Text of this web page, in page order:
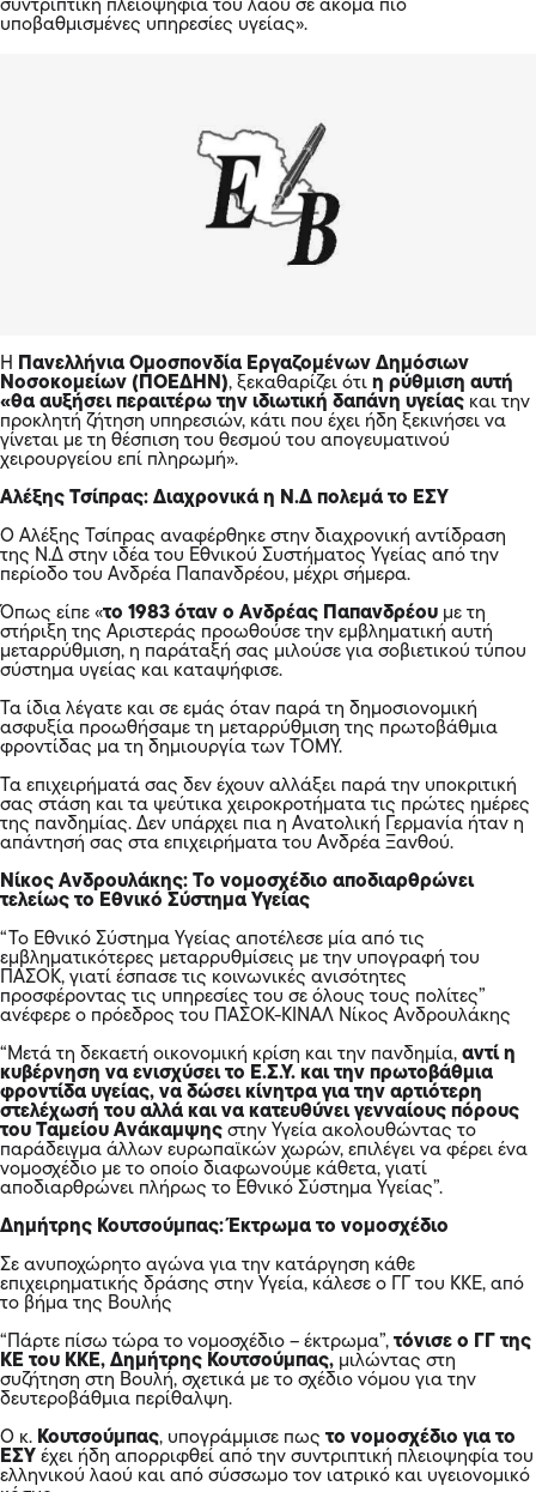
Ο Αλέξης Τσίπρας αναφέρθηκε στην διαχρονική αντίδραση
της Ν.Δ στην ιδέα του Εθνικού Συστήματος Υγείας από την
μεταρρύθμιση, η παράταξή σας μιλούσε για σοβιετικού τύπου
σύστημα υγείας και καταψήφισε.
Τα ίδια λέγατε και σε εμάς όταν παρά τη δημοσιονομική
ασφυξία προωθήσαμε τη μεταρρύθμιση της πρωτοβάθμια
φροντίδας μα τη δημιουργία των ΤΟΜΥ.
Τα επιχειρήματά σας δεν έχουν αλλάξει παρά την υποκριτική
Νίκος Ανδρουλάκης: Το νομοσχέδιο αποδιαρθρώνει
τελείως το Εθνικό Σύστημα Υγείας
“Το Εθνικό Σύστημα Υγείας αποτέλεσε μία από τις
εμβληματικότερες μεταρρυθμίσεις με την υπογραφή του
ΠΑΣΟΚ, γιατί έσπασε τις κοινωνικές ανισότητες
προσφέροντας τις υπηρεσίες του σε όλους τους πολίτες”
ανέφερε ο πρόεδρος του ΠΑΣΟΚ-ΚΙΝΑΛ Νίκος Ανδρουλάκης
“Μετά τη δεκαετή οικονομική κρίση και την πανδημία,αντί η
κυβέρνηση να ενισχύσει το Ε.Σ.Υ. και την πρωτοβάθμια
φροντίδα υγείας, να δώσει κίνητρα για την αρτιότερη
στελέχωσή του αλλά και να κατευθύνει γενναίους πόρους
του Ταμείου Ανάκαμψης στην Υγεία ακολουθώντας το
παράδειγμα άλλων ευρωπαϊκών χωρών, επιλέγει να φέρει ένα
νομοσχέδιο με το οποίο διαφωνούμε κάθετα, γιατί
αποδιαρθρώνει πλήρως το Εθνικό Σύστημα Υγείας”.
Δημήτρης Κουτσούμπας: Έκτρωμα το νομοσχέδιο
Σε ανυποχώρητο αγώνα για την κατάργηση κάθε
επιχειρηματικής δράσης στην Υγεία, κάλεσε ο ΓΓ του ΚΚΕ, από
το βήμα της Βουλής
“Πάρτε πίσω τώρα το νομοσχέδιο – έκτρωμα”,τόνισε ο ΓΓ της
ΚΕ του ΚΚΕ, Δημήτρης Κουτσούμπας,μιλώντας στη
συζήτηση στη Βουλή, σχετικά με το σχέδιο νόμου για την
δευτεροβάθμια περίθαλψη.
Κουτσούμπας , υπογράμμισε πως
ΕΣΥέχει ήδη απορριφθεί από την συντριπτική πλειοψηφία του
ελληνικού λαού και από σύσσωμο τον ιατρικό και υγειονομικό
κόσμο.
Θανάσης Πλεύρης: Το νομοσχέδιο πηγαίνει τη χώρα στην
επόμενη δεκαετία
Για έναμεταρρυθμιστικό νομοσχέδιο που “πηγαίνει τη χώρα
στην επόμενη δεκαετία, την ώρα που μέρος της
αντιπολίτευσης ζει ακόμα στο 1983”, μίλησε ουπουργός
Υγείας Θανάσης Πλεύρης, στο πλαίσιο τοποθέτησής του, επί
του νομοσχεδίου για τη δευτεροβάθμια περίθαλψη, στην
ολομέλεια της Βουλής.
Ο κ. Πλεύρης, που μίλησε μετά τον αρχηγό της αξιωματικής
αντιπολίτευσης, χαρακτήρισε την τοποθέτηση του κ. Τσίπρα
υποτονική
“Προς στιγμήννόμιζα, ότι ο κ. Τσίπρας έχει προσχωρήσει
στη ΝΔ, διότι, παρουσιάζοντας την σύγχρονη ιατρική, στην
πραγματικότητα περιγράφει ακριβώς το πρόγραμμα της νέας
Δημοκρατίας, το οποίο όμως, ήδη υλοποιείται”.